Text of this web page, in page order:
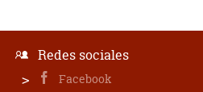
Redes sociales
Facebook